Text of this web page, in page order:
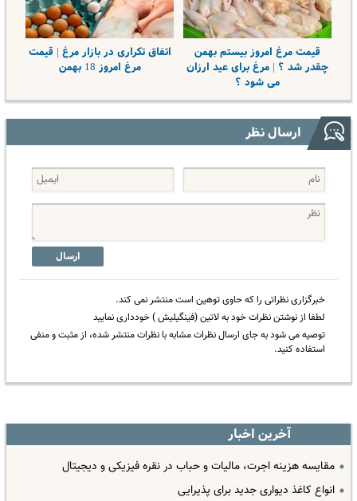
قیمت مرغ امروز بیستم بهمن
چقدر شد ؟ | مرغ برای عید ارزان
می شود ؟
اتفاق تکراری در بازار مرغ | قیمت
مرغ امروز 18 بهمن
ارسال نظر
ارسال
خبرگزاری نظراتی را که حاوی توهین است منتشر نمی کند.
لطفا از نوشتن نظرات خود به لاتین (فینگیلیش ) خودداری نمایید
توصیه می شود به جای ارسال نظرات مشابه با نظرات منتشر شده، از مثبت و منفی
استفاده کنید.
آخرین اخبار
مقایسه هزینه اجرت، مالیات و حباب در نقره فیزیکی و دیجیتال
انواع کاغذ دیواری جدید برای پذیرایی